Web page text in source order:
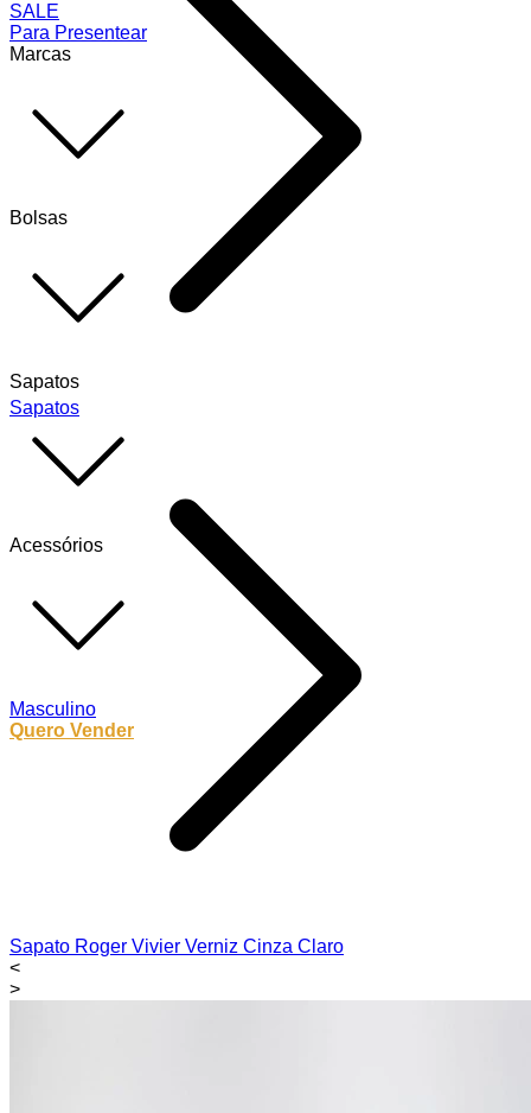
SALE
Para Presentear
Marcas
Bolsas
Sapatos
Acessórios
Masculino
Quero Vender
Sapatos
Sapato Roger Vivier Verniz Cinza Claro
<
>